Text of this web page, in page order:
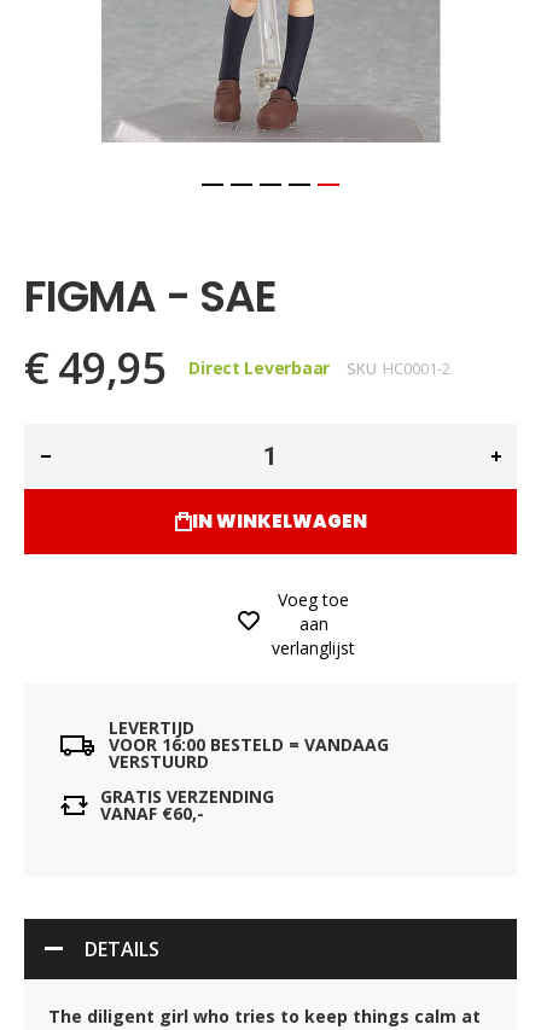
begin
van
afbeeldingen-
gallerij
FIGMA - SAE
€ 49,95 Direct Leverbaar SKU HC0001-2
IN WINKELWAGEN
Voeg toe
aan
verlanglijst
LEVERTIJD
VOOR 16:00 BESTELD = VANDAAG
VERSTUURD
GRATIS VERZENDING
VANAF €60,-
DETAILS
The diligent girl who tries to keep things calm at